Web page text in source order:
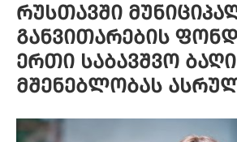
რუსთავში
განვითარების
ერთი საბავშვო
მშენებლობას